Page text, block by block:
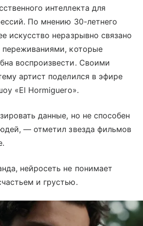
интеллекта для
По мнению 30-летнего
искусство неразрывно связано
переживаниями, которые
воспроизвести. Своими
артист поделился в эфире
«El Hormiguero».
данные, но не способен
— отметил звезда фильмов
нейросеть не понимает
и грустью.